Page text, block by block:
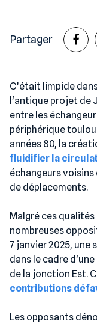
Partager
C’était limpide
l'antique projet de
entre les
périphérique
années 80, la
fluidifier la
échangeurs
de déplacements.
Malgré ces
nombreuses
7 janvier 2025,
dans le cadre
de la jonction Est.
contributions
Les opposants